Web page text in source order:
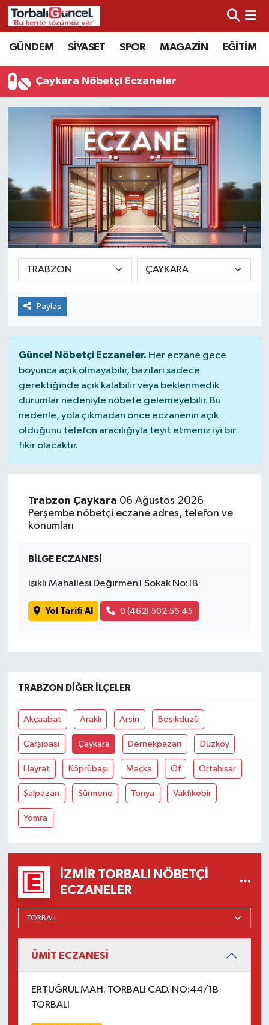
GÜNDEM SİYASET SPOR MAGAZİN EĞİTİM
Çaykara Nöbetçi Eczaneler
Paylaş
Güncel Nöbetçi Eczaneler. Her eczane gece
boyunca açık olmayabilir, bazıları sadece
gerektiğinde açık kalabilir veya beklenmedik
durumlar nedeniyle nöbete gelemeyebilir. Bu
nedenle, yola çıkmadan önce eczanenin açık
olduğunu telefon aracılığıyla teyit etmeniz iyi bir
fikir olacaktır.
Trabzon Çaykara 06 Ağustos 2026
Perşembe nöbetçi eczane adres, telefon ve
konumları
BİLGE ECZANESİ
Işıklı Mahallesi Değirmen1 Sokak No:1B
Yol Tarifi Al 0 (462) 502 55 45
TRABZON DIĞER İLÇELER
Akçaabat Araklı Arsin Beşikdüzü
Çarşıbaşı Çaykara Dernekpazarı Düzköy
Hayrat Köprübaşı Maçka Of Ortahisar
Şalpazarı Sürmene Tonya Vakfıkebir
Yomra
İZMIR TORBALI NÖBETÇI
ECZANELER
ÜMİT ECZANESİ
ERTUĞRUL MAH. TORBALI CAD. NO:44/1B
TORBALI
İzmir Nöbetçi Eczaneler
İzmir Hava Durumu
İzmir Namaz Vakitleri
İzmir Trafik Yoğunluk Haritası
Süper Lig Puan Durumu ve Fikstür
Tüm Manşetler
Son Dakika Haberleri
Haber Arşivi